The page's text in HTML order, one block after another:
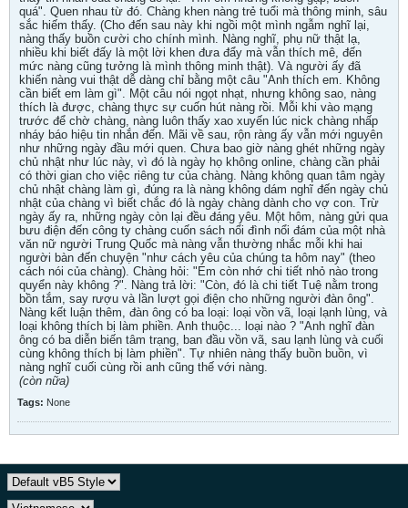
quá". Quen nhau từ đó. Chàng khen nàng trẻ tuổi mà thông minh, sâu
sắc hiếm thấy. (Cho đến sau này khi ngồi một mình ngẫm nghĩ lại,
nàng thấy buồn cười cho chính mình. Nàng nghĩ, phụ nữ thật lạ,
nhiều khi biết đấy là một lời khen đưa đẩy mà vẫn thích mê, đến
mức nàng cũng tưởng là mình thông minh thật). Và người ấy đã
khiến nàng vui thật dễ dàng chỉ bằng một câu "Anh thích em. Không
cần biết em làm gì". Một câu nói ngọt nhạt, nhưng không sao, nàng
thích là được, chàng thực sự cuốn hút nàng rồi. Mỗi khi vào mạng
trước để chờ chàng, nàng luôn thấy xao xuyến lúc nick chàng nhấp
nháy báo hiệu tin nhắn đến. Mãi về sau, rộn ràng ấy vẫn mới nguyên
như những ngày đầu mới quen. Chưa bao giờ nàng ghét những ngày
chủ nhật như lúc này, vì đó là ngày họ không online, chàng cần phải
có thời gian cho việc riêng tư của chàng. Nàng không quan tâm ngày
chủ nhật chàng làm gì, đúng ra là nàng không dám nghĩ đến ngày chủ
nhật của chàng vì biết chắc đó là ngày chàng dành cho vợ con. Trừ
ngày ấy ra, những ngày còn lại đều đáng yêu. Một hôm, nàng gửi qua
bưu điện đến công ty chàng cuốn sách nổi đình nổi đám của một nhà
văn nữ người Trung Quốc mà nàng vẫn thường nhắc mỗi khi hai
người bàn đến chuyện "như cách yêu của chúng ta hôm nay" (theo
cách nói của chàng). Chàng hỏi: "Em còn nhớ chi tiết nhỏ nào trong
quyển này không ?". Nàng trả lời: "Còn, đó là chi tiết Tuệ nằm trong
bồn tắm, say rượu và lần lượt gọi điện cho những người đàn ông".
Nàng kết luận thêm, đàn ông có ba loại: loại vồn vã, loại lạnh lùng, và
loại không thích bị làm phiền. Anh thuộc... loại nào ? "Anh nghĩ đàn
ông có ba diễn biến tâm trạng, ban đầu vồn vã, sau lạnh lùng và cuối
cùng không thích bị làm phiền". Tự nhiên nàng thấy buồn buồn, vì
nàng nghĩ cuối cùng rồi anh cũng thế với nàng.
(còn nữa)
Tags: None